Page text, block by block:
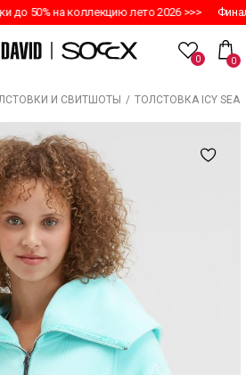
до 50% на коллекцию лето 2026 >>>
0 0
И СВИТШОТЫ / ТОЛСТОВКА ICY SEA